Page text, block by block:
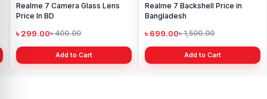
Realme 7 Camera Glass Lens
Price In BD
৳ 299.00৳ 400.00
Add to Cart
Realme 7 Backshell Price in
Bangladesh
৳ 699.00৳ 1,500.00
Add to Cart